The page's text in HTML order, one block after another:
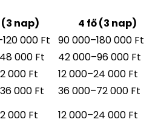
(3 nap)
4 fő (3 nap)
000 Ft
90 000–180 000 Ft
000 Ft
42 000–96 000 Ft
000 Ft
12 000–24 000 Ft
000 Ft
36 000–72 000 Ft
000 Ft 12 000–24 000 Ft